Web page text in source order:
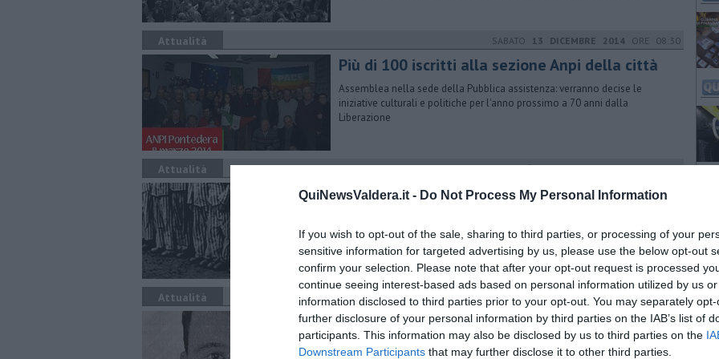
QuiNewsValdera.it - Do Not Process My Personal Information
If you wish to opt-out of the sale, sharing to third parties, or processing of your
sensitive information for targeted advertising by us, please use the below opt-out
confirm your selection. Please note that after your opt-out request is processed
continue seeing interest-based ads based on personal information utilized by us
information disclosed to third parties prior to your opt-out. You may separately
further disclosure of your personal information by third parties on the IAB’s list of
participants. This information may also be disclosed by us to third parties on the
Downstream Participants that may further disclose it to other third parties.
Attualità SABATO 13 DICEMBRE 2014 ORE 08:30
Più di 100 iscritti alla sezione Anpi della città
Assemblea nella sede della Pubblica assistenza: verranno decise le
iniziative culturali e politiche per l'anno prossimo a 70 anni dalla
Liberazione
Attualità LUNEDÌ26 GENNAIO 2015ORE 17:00
La Valdera celebra la Giornata della Memoria
ricorrenza dedicata alle vittime dell'Olocausto
Attualità LUNEDÌ 05 SETTEMBRE 2016ORE 10:40
"Casarosa fu ucciso dai partigiani"
Fanno discutere le parole pronunciate dal deputato leghista Guglielmo